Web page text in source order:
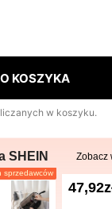
KOSZYKA
w koszyku.
SHEIN
sprzedawców